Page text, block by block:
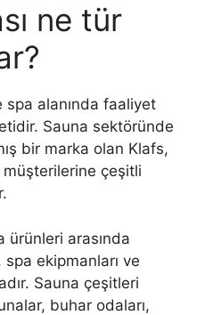
ne tür
spa alanında faaliyet
Sauna sektöründe
bir marka olan Klafs,
çeşitli
ürünleri arasında
ekipmanları ve
Sauna çeşitleri
buhar odaları,